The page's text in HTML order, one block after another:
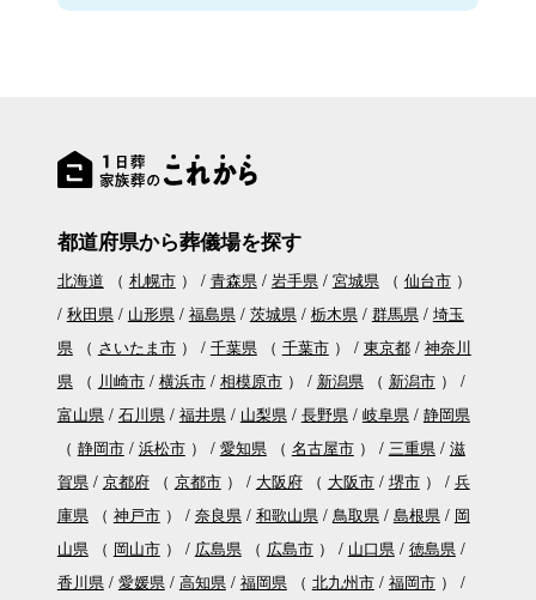
都道府県から葬儀場を探す
北海道 （ 札幌市） 青森県 岩手県 宮城県（ 仙台市）
秋田県
山形県 福島県 茨城県 栃木県 群馬県
埼玉
県（ さいたま市） 千葉県（ 千葉市） 東京都
神奈川
県（ 川崎市 横浜市 相模原市） 新潟県（ 新潟市）
富山県
石川県 福井県 山梨県 長野県 岐阜県
静岡県
（ 静岡市 浜松市） 愛知県（ 名古屋市） 三重県
滋
賀県
京都府（ 京都市） 大阪府（ 大阪市 堺市）
兵
庫県（ 神戸市） 奈良県 和歌山県 鳥取県 島根県
岡
山県（ 岡山市） 広島県（ 広島市） 山口県
徳島県
香川県
愛媛県 高知県 福岡県（ 北九州市 福岡市）